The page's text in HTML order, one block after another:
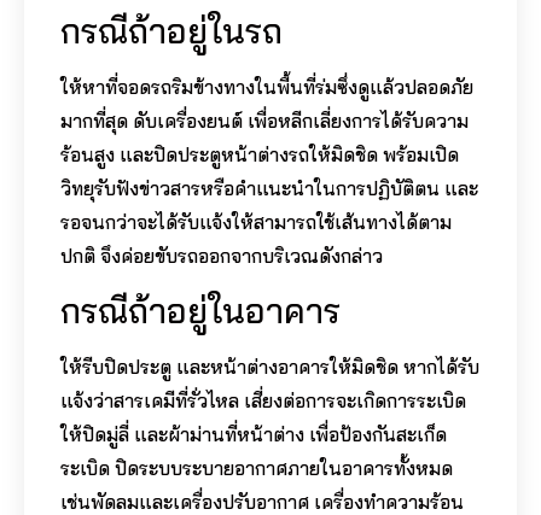
กรณีถ้าอยู่ในรถ
ให้หาที่จอดรถริมข้างทางในพื้นที่ร่มซึ่งดูแล้วปลอดภัย
มากที่สุด ดับเครื่องยนต์ เพื่อหลีกเลี่ยงการได้รับความ
ร้อนสูง และปิดประตูหน้าต่างรถให้มิดชิด พร้อมเปิด
วิทยุรับฟังข่าวสารหรือคำแนะนำในการปฏิบัติตน และ
รอจนกว่าจะได้รับแจ้งให้สามารถใช้เส้นทางได้ตาม
ปกติ จึงค่อยขับรถออกจากบริเวณดังกล่าว
กรณีถ้าอยู่ในอาคาร
ให้รีบปิดประตู และหน้าต่างอาคารให้มิดชิด หากได้รับ
แจ้งว่าสารเคมีที่รั่วไหล เสี่ยงต่อการจะเกิดการระเบิด
ให้ปิดมู่ลี่ และผ้าม่านที่หน้าต่าง เพื่อป้องกันสะเก็ด
ระเบิด ปิดระบบระบายอากาศภายในอาคารทั้งหมด
เช่นพัดลมและเครื่องปรับอากาศ เครื่องทำความร้อน